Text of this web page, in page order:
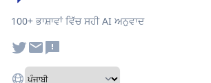
100+ ਭਾਸ਼ਾਵਾਂ ਵਿੱਚ ਸਹੀ AI ਅਨੁਵਾਦ